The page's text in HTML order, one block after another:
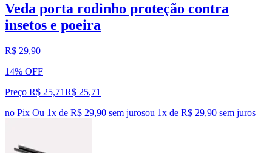
Veda porta rodinho proteção contra
insetos e poeira
R$ 29,90
14% OFF
Preço R$ 25,71R$ 25,71
no Pix Ou 1x de R$ 29,90 sem jurosou 1x de R$ 29,90 sem juros